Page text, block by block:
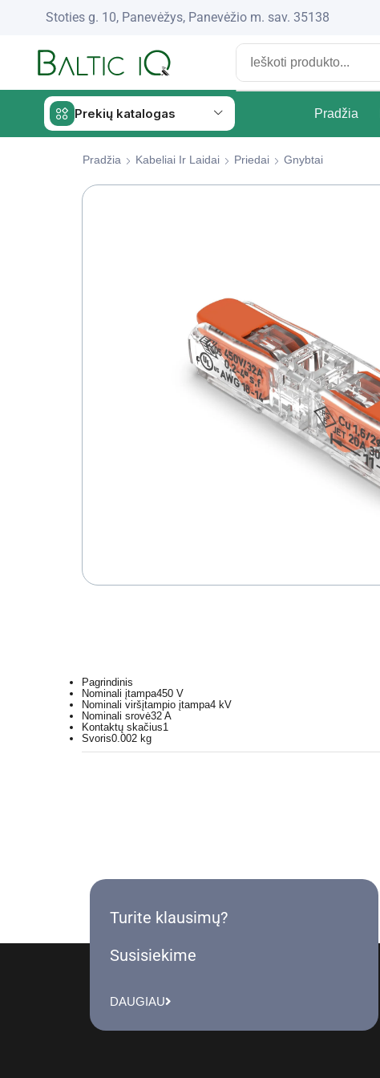
Stoties g. 10, Panevėžys, Panevėžio m. sav. 35138
Prekių katalogas Pradžia
Pradžia Kabeliai Ir Laidai Priedai Gnybtai
Pagrindinis
Nominali įtampa450 V
Nominali viršįtampio įtampa4 kV
Nominali srovė32 A
Kontaktų skačius1
Svoris0.002 kg
Turite klausimų?
Susisiekime
DAUGIAU